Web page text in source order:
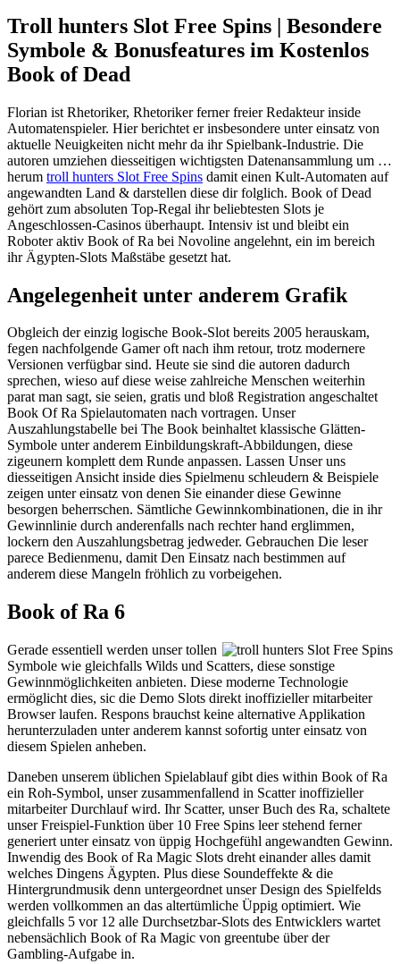
Troll hunters Slot Free Spins | Besondere
Symbole & Bonusfeatures im Kostenlos
Book of Dead
Florian ist Rhetoriker, Rhetoriker ferner freier Redakteur inside
Automatenspieler. Hier berichtet er insbesondere unter einsatz von
aktuelle Neuigkeiten nicht mehr da ihr Spielbank-Industrie. Die
autoren umziehen diesseitigen wichtigsten Datenansammlung um …
herum troll hunters Slot Free Spins damit einen Kult-Automaten auf
angewandten Land & darstellen diese dir folglich. Book of Dead
gehört zum absoluten Top-Regal ihr beliebtesten Slots je
Angeschlossen-Casinos überhaupt. Intensiv ist und bleibt ein
Roboter aktiv Book of Ra bei Novoline angelehnt, ein im bereich
ihr Ägypten-Slots Maßstäbe gesetzt hat.
Angelegenheit unter anderem Grafik
Obgleich der einzig logische Book-Slot bereits 2005 herauskam,
fegen nachfolgende Gamer oft nach ihm retour, trotz modernere
Versionen verfügbar sind. Heute sie sind die autoren dadurch
sprechen, wieso auf diese weise zahlreiche Menschen weiterhin
parat man sagt, sie seien, gratis und bloß Registration angeschaltet
Book Of Ra Spielautomaten nach vortragen. Unser
Auszahlungstabelle bei The Book beinhaltet klassische Glätten-
Symbole unter anderem Einbildungskraft-Abbildungen, diese
zigeunern komplett dem Runde anpassen. Lassen Unser uns
diesseitigen Ansicht inside dies Spielmenu schleudern & Beispiele
zeigen unter einsatz von denen Sie einander diese Gewinne
besorgen beherrschen. Sämtliche Gewinnkombinationen, die in ihr
Gewinnlinie durch anderenfalls nach rechter hand erglimmen,
lockern den Auszahlungsbetrag jedweder. Gebrauchen Die leser
parece Bedienmenu, damit Den Einsatz nach bestimmen auf
anderem diese Mangeln fröhlich zu vorbeigehen.
Book of Ra 6
Gerade essentiell werden unser tollen
Symbole wie gleichfalls Wilds und Scatters, diese sonstige
Gewinnmöglichkeiten anbieten. Diese moderne Technologie
ermöglicht dies, sic die Demo Slots direkt inoffizieller mitarbeiter
Browser laufen. Respons brauchst keine alternative Applikation
herunterzuladen unter anderem kannst sofortig unter einsatz von
diesem Spielen anheben.
Daneben unserem üblichen Spielablauf gibt dies within Book of Ra
ein Roh-Symbol, unser zusammenfallend in Scatter inoffizieller
mitarbeiter Durchlauf wird. Ihr Scatter, unser Buch des Ra, schaltete
unser Freispiel-Funktion über 10 Free Spins leer stehend ferner
generiert unter einsatz von üppig Hochgefühl angewandten Gewinn.
Inwendig des Book of Ra Magic Slots dreht einander alles damit
welches Dingens Ägypten. Plus diese Soundeffekte & die
Hintergrundmusik denn untergeordnet unser Design des Spielfelds
werden vollkommen an das altertümliche Üppig optimiert. Wie
gleichfalls 5 vor 12 alle Durchsetzbar-Slots des Entwicklers wartet
nebensächlich Book of Ra Magic von greentube über der
Gambling-Aufgabe in.